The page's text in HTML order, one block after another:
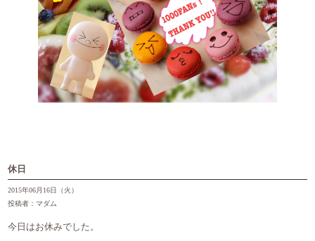
休日
2015年06月16日（火）
投稿者：マダム
今日はお休みでした。